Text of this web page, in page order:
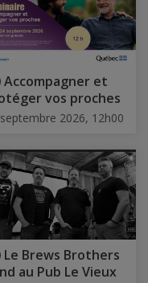
Accompagner et
vos proches
2026, 12h00
Le Brews Brothers
au Pub Le Vieux